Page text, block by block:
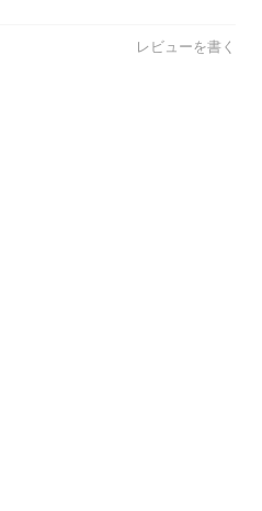
レビューを書く